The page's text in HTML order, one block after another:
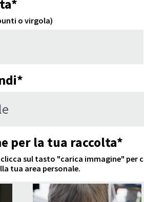
o virgola)
per la tua raccolta*
sul tasto "carica immagine"
tua area personale.